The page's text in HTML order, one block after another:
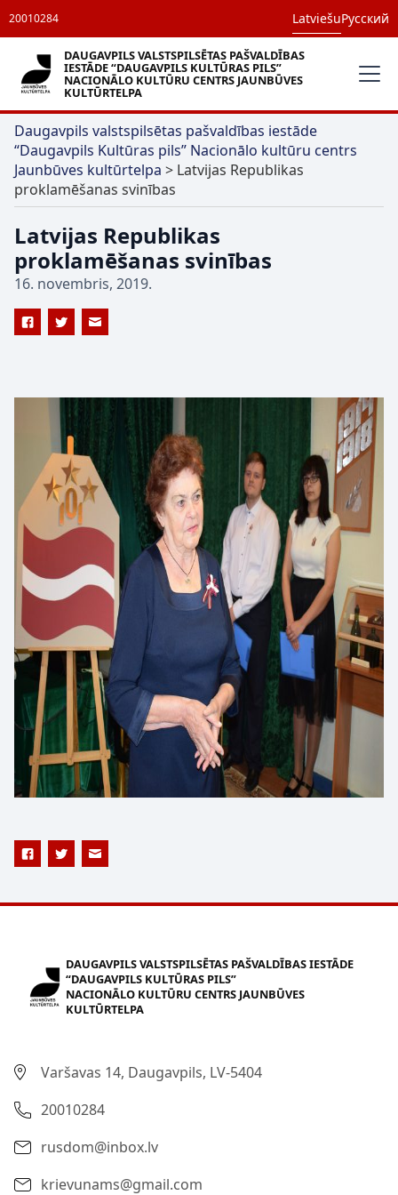
20010284 LatviešuРусский
DAUGAVPILS VALSTSPILSĒTAS PAŠVALDĪBAS
IESTĀDE “DAUGAVPILS KULTŪRAS PILS”
NACIONĀLO KULTŪRU CENTRS JAUNBŪVES
KULTŪRTELPA
Daugavpils valstspilsētas pašvaldības iestāde
“Daugavpils Kultūras pils” Nacionālo kultūru centrs
Jaunbūves kultūrtelpa > Latvijas Republikas
proklamēšanas svinības
Latvijas Republikas
proklamēšanas svinības
16. novembris, 2019.
DAUGAVPILS VALSTSPILSĒTAS PAŠVALDĪBAS IESTĀDE
“DAUGAVPILS KULTŪRAS PILS”
NACIONĀLO KULTŪRU CENTRS JAUNBŪVES
KULTŪRTELPA
Varšavas 14, Daugavpils, LV-5404
20010284
rusdom@inbox.lv
krievunams@gmail.com